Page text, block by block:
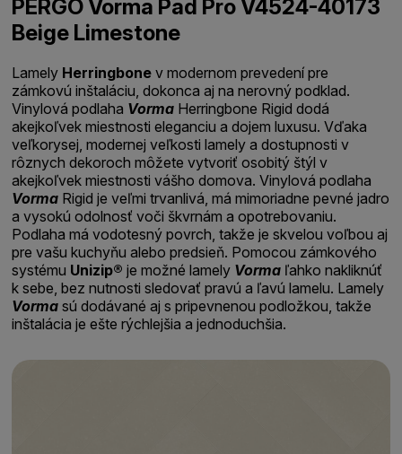
PERGO Vorma Pad Pro V4524-40173
Beige Limestone
Lamely Herringbone v modernom prevedení pre
zámkovú inštaláciu, dokonca aj na nerovný podklad.
Vinylová podlaha Vorma Herringbone Rigid dodá
akejkoľvek miestnosti eleganciu a dojem luxusu. Vďaka
veľkorysej, modernej veľkosti lamely a dostupnosti v
rôznych dekoroch môžete vytvoriť osobitý štýl v
akejkoľvek miestnosti vášho domova. Vinylová podlaha
Vorma Rigid je veľmi trvanlivá, má mimoriadne pevné jadro
a vysokú odolnosť voči škvrnám a opotrebovaniu.
Podlaha má vodotesný povrch, takže je skvelou voľbou aj
pre vašu kuchyňu alebo predsieň. Pomocou zámkového
systému Unizip® je možné lamely Vorma ľahko nakliknúť
k sebe, bez nutnosti sledovať pravú a ľavú lamelu. Lamely
Vorma sú dodávané aj s pripevnenou podložkou, takže
inštalácia je ešte rýchlejšia a jednoduchšia.